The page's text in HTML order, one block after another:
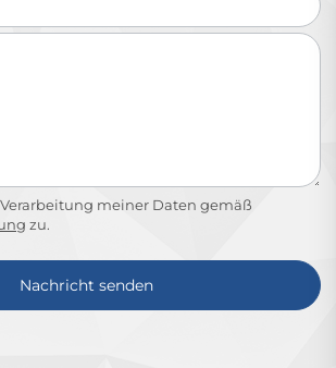
meiner Daten gemäß
zu.
Nachricht senden